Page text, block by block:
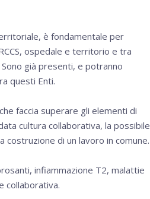
è fondamentale per
ospedale e territorio e tra
già presenti, e potranno
questi Enti.
faccia superare gli elementi di
cultura collaborativa, la possibile
costruzione di un lavoro in comune.
infiammazione T2, malattie
collaborativa.